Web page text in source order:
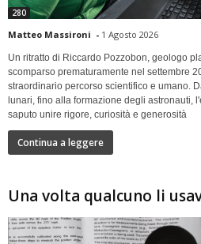
280
Matteo Massironi - 1 Agosto 2026
Un ritratto di Riccardo Pozzobon, geologo
scomparso prematuramente nel settembre
straordinario percorso scientifico e umano.
lunari, fino alla formazione degli astronauti,
saputo unire rigore, curiosità e generosità
Continua a leggere
Una volta qualcuno li